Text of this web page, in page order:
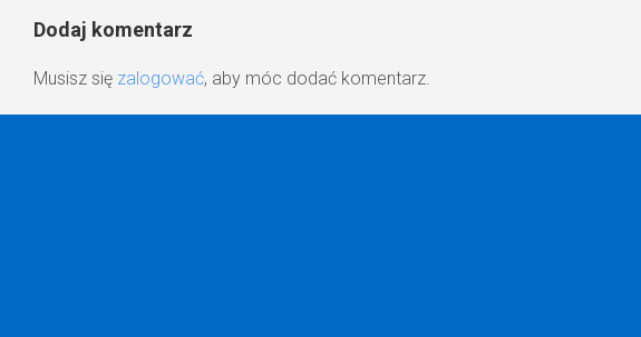
Dodaj komentarz
Musisz się zalogować, aby móc dodać komentarz.